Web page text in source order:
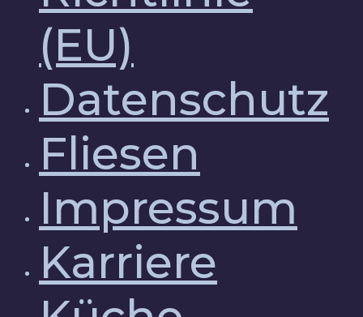
(EU)
Datenschutz
Fliesen
Impressum
Karriere